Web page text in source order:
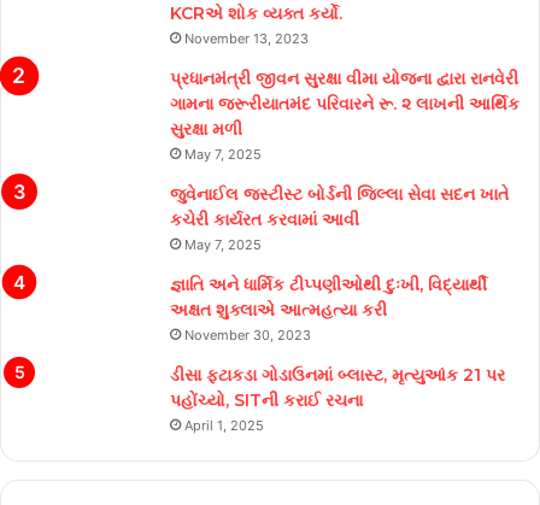
KCRએ શોક વ્યક્ત કર્યો.
November 13, 2023
પ્રધાનમંત્રી જીવન સુરક્ષા વીમા યોજના દ્વારા રાનવેરી
ગામના જરૂરીયાતમંદ પરિવારને રૂ. ૨ લાખની આર્થિક
સુરક્ષા મળી
May 7, 2025
જુવેનાઈલ જસ્ટીસ્ટ બોર્ડની જિલ્લા સેવા સદન ખાતે
કચેરી કાર્યરત કરવામાં આવી
May 7, 2025
જ્ઞાતિ અને ધાર્મિક ટીપ્પણીઓથી દુઃખી, વિદ્યાર્થી
અક્ષત શુક્લાએ આત્મહત્યા કરી
November 30, 2023
ડીસા ફટાકડા ગોડાઉનમાં બ્લાસ્ટ, મૃત્યુઆંક 21 પર
પહોંચ્યો, SITની કરાઈ રચના
April 1, 2025